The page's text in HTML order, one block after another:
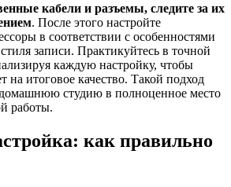
кабели и разъемы, следите за их
. После этого настройте
в соответствии с особенностями
записи. Практикуйтесь в точной
каждую настройку, чтобы
на итоговое качество. Такой подход
студию в полноценное место
работы.
как правильно